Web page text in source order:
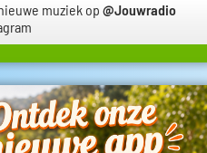
muziek op @Jouwradio